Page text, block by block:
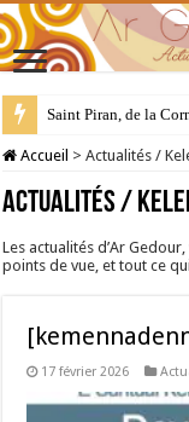
28 juillet : Saint
Accueil > Actualités /
Actualités /
Les actualités d’Ar
points de vue, et tout ce
17 février 2026